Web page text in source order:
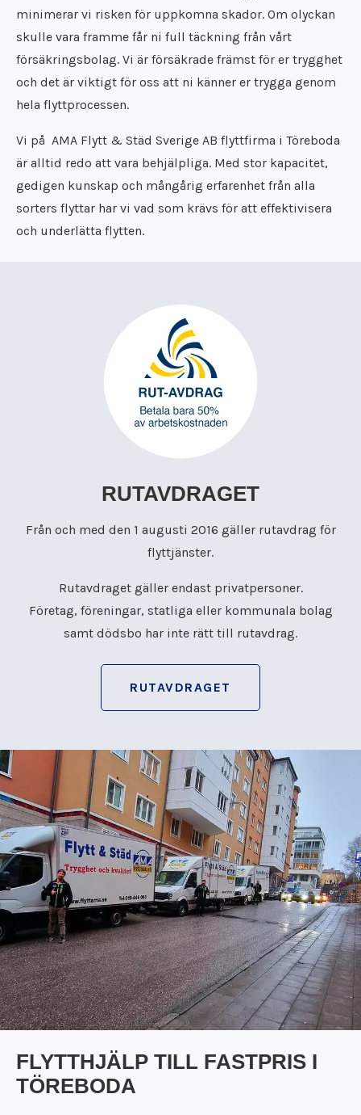
minimerar vi risken för uppkomna skador. Om olyckan
skulle vara framme får ni full täckning från vårt
försäkringsbolag. Vi är försäkrade främst för er trygghet
och det är viktigt för oss att ni känner er trygga genom
hela flyttprocessen.
Vi på AMA Flytt & Städ Sverige AB flyttfirma i Töreboda
är alltid redo att vara behjälpliga. Med stor kapacitet,
gedigen kunskap och mångårig erfarenhet från alla
sorters flyttar har vi vad som krävs för att effektivisera
och underlätta flytten.
RUTAVDRAGET
Från och med den 1 augusti 2016 gäller rutavdrag för
flyttjänster.
Rutavdraget gäller endast privatpersoner.
Företag, föreningar, statliga eller kommunala bolag
samt dödsbo har inte rätt till rutavdrag.
RUTAVDRAGET
FLYTTHJÄLP TILL FASTPRIS I
TÖREBODA